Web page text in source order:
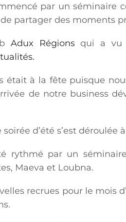
par un séminaire
de partager des moments
Adux Régionsqui a vu
était à la fête puisque
de notre business
d’été s’est déroulée
rythmé par un
Maeva et Loubna.
recrues pour le mois